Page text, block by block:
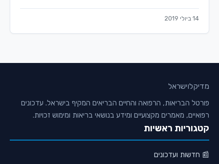
14 ביולי 2019
מדיקלוישראל
פורטל הבריאות, הרפואה והחיים הבריאים המקיף בישראל. עדכונים
רפואיים, מאמרים מקצועיים ומידע בנושאי בריאות ומימוש זכויות.
קטגוריות ראשיות
📰 חדשות ועדכונים